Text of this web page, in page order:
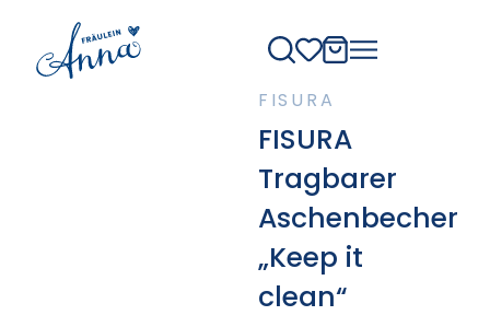
FISURA
FISURA
Tragbarer
Aschenbecher
„Keep it
clean“